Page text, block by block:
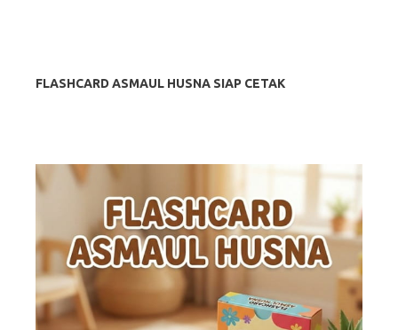
FLASHCARD ASMAUL HUSNA SIAP CETAK